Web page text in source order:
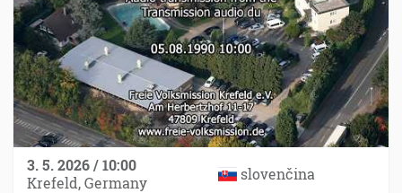
3. 5. 2026 / 10:00
Krefeld, Germany
slovenčina